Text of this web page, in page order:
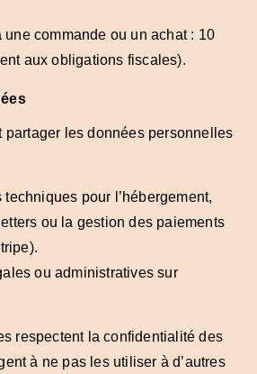
une commande ou un achat : 10
aux obligations fiscales).
partager les données personnelles
techniques pour l’hébergement,
ou la gestion des paiements
ou administratives sur
respectent la confidentialité des
à ne pas les utiliser à d’autres